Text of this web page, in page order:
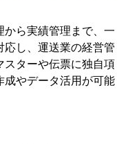
から実績管理まで、一
応し、運送業の経営管
スターや伝票に独自項
成やデータ活用が可能